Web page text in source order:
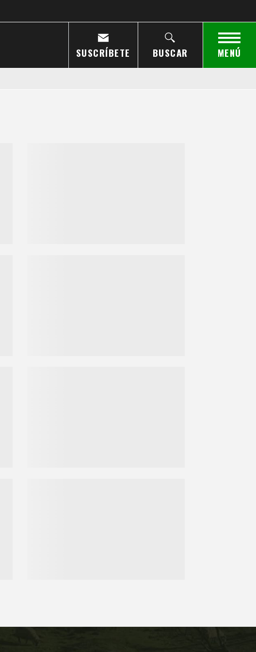
SUSCRÍBETE BUSCAR MENÚ